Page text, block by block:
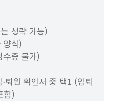
생략 가능)
양식)
수증 불가)
퇴원 확인서 중 택1 (입퇴
함)